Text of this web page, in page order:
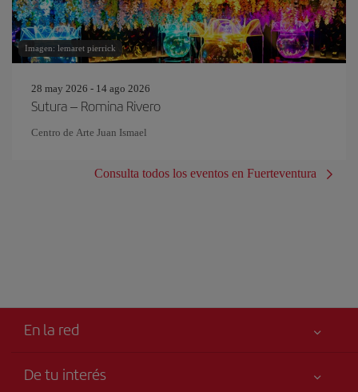
Imagen: lemaret pierrick
28 may 2026 - 14 ago 2026
Sutura – Romina Rivero
Centro de Arte Juan Ismael
Consulta todos los eventos en Fuerteventura
En la red
De tu interés